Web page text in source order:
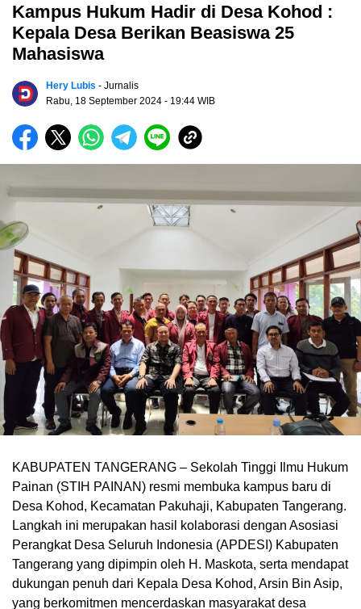
Kampus Hukum Hadir di Desa Kohod :
Kepala Desa Berikan Beasiswa 25
Mahasiswa
Hery Lubis - Jurnalis
Rabu, 18 September 2024 - 19:44 WIB
KABUPATEN TANGERANG – Sekolah Tinggi Ilmu Hukum
Painan (STIH PAINAN) resmi membuka kampus baru di
Desa Kohod, Kecamatan Pakuhaji, Kabupaten Tangerang.
Langkah ini merupakan hasil kolaborasi dengan Asosiasi
Perangkat Desa Seluruh Indonesia (APDESI) Kabupaten
Tangerang yang dipimpin oleh H. Maskota, serta mendapat
dukungan penuh dari Kepala Desa Kohod, Arsin Bin Asip,
yang berkomitmen mencerdaskan masyarakat desa